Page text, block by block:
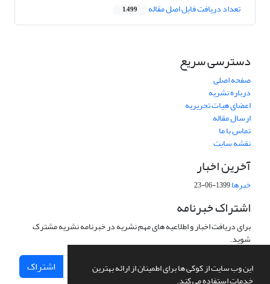
این وب سایت از کوکی ها برای اطمینان از ارائه بهترین
خدمات استفاده می کند.
تعداد دریافت فایل اصل مقاله 1,499
دسترسی سریع
صفحه اصلی
درباره نشریه
اعضای هیات تحریریه
ارسال مقاله
تماس با ما
نقشه سایت
آخرین اخبار
خبرها1399-06-23
اشتراک خبرنامه
برای دریافت اخبار و اطلاعیه های مهم نشریه در خبرنامه نشریه مشترک
شوید.
اشتراک